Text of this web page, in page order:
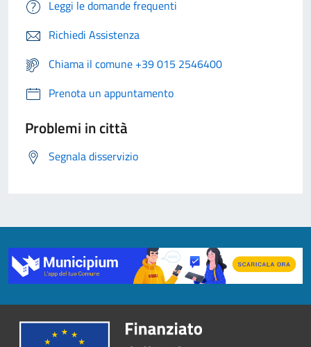
Leggi le domande frequenti
Richiedi Assistenza
Chiama il comune +39 015 2546400
Prenota un appuntamento
Problemi in città
Segnala disservizio